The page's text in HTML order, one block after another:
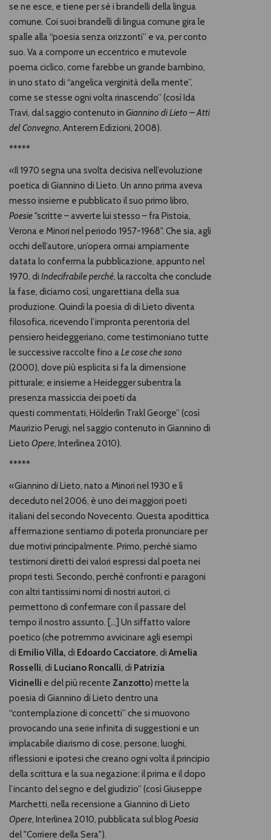
se ne esce, e tiene per sé i brandelli della lingua
comune. Coi suoi brandelli di lingua comune gira le
spalle alla “poesia senza orizzonti” e va, per conto
suo. Va a comporre un eccentrico e mutevole
poema ciclico, come farebbe un grande bambino,
in uno stato di “angelica verginità della mente”,
come se stesse ogni volta rinascendo” (così Ida
Travi, dal saggio contenuto in Giannino di Lieto – Atti
del Convegno, Anterem Edizioni, 2008).
*****
«Il 1970 segna una svolta decisiva nell’evoluzione
poetica di Giannino di Lieto. Un anno prima aveva
messo insieme e pubblicato il suo primo libro,
Poesie "scritte – avverte lui stesso – fra Pistoia,
Verona e Minori nel periodo 1957-1968". Che sia, agli
occhi dell’autore, un’opera ormai ampiamente
datata lo conferma la pubblicazione, appunto nel
1970, di Indecifrabile perché, la raccolta che conclude
la fase, diciamo così, ungarettiana della sua
produzione. Quindi la poesia di di Lieto diventa
filosofica, ricevendo l’impronta perentoria del
pensiero heideggeriano, come testimoniano tutte
le successive raccolte fino aLe cose che sono
(2000), dove più esplicita si fa la dimensione
pitturale; e insieme a Heidegger subentra la
presenza massiccia dei poeti da
questi commentati, Hölderlin Trakl George” (così
Maurizio Perugi, nel saggio contenuto in Giannino di
Lieto Opere, Interlinea 2010).
*****
«Giannino di Lieto, nato a Minori nel 1930 e lì
deceduto nel 2006, è uno dei maggiori poeti
italiani del secondo Novecento. Questa apodittica
affermazione sentiamo di poterla pronunciare per
due motivi principalmente. Primo, perché siamo
testimoni diretti dei valori espressi dal poeta nei
propri testi. Secondo, perché confronti e paragoni
con altri tantissimi nomi di nostri autori, ci
permettono di confermare con il passare del
tempo il nostro assunto. […] Un siffatto valore
poetico (che potremmo avvicinare agli esempi
di Emilio Villa, di Edoardo Cacciatore, diAmelia
Rosselli, di Luciano Roncalli, di Patrizia
Vicinelli e del più recente Zanzotto) mette la
poesia di Giannino di Lieto dentro una
“contemplazione di concetti” che si muovono
provocando una serie infinita di suggestioni e un
implacabile diarismo di cose, persone, luoghi,
riflessioni e ipotesi che creano ogni volta il principio
della scrittura e la sua negazione: il prima e il dopo
l’incanto del segno e del giudizio” (così Giuseppe
Marchetti, nella recensione a Giannino di Lieto
Opere, Interlinea 2010, pubblicata sul blogPoesia
del "Corriere della Sera").